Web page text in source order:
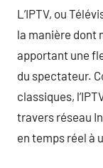
L’IPTV, ou
la manière dont
apportant une
du spectateur.
classiques,
travers réseau
en temps réel à